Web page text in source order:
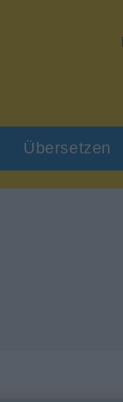
Übersetzen